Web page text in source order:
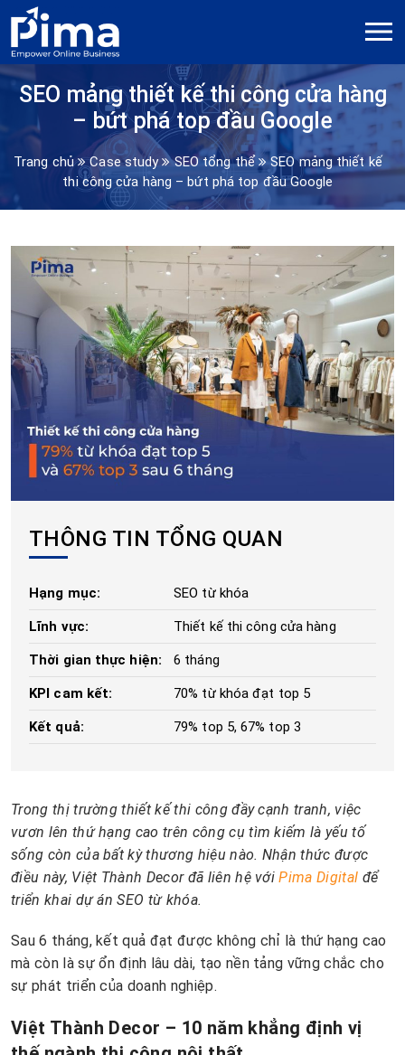
SEO mảng thiết kế thi công cửa hàng
– bứt phá top đầu Google
Trang chủ Case study SEO tổng thể
SEO mảng thiết kế
thi công cửa hàng – bứt phá top đầu Google
THÔNG TIN TỔNG QUAN
Hạng mục: SEO từ khóa
Lĩnh vực: Thiết kế thi công cửa hàng
Thời gian thực hiện: 6 tháng
KPI cam kết: 70% từ khóa đạt top 5
Kết quả: 79% top 5, 67% top 3
Trong thị trường thiết kế thi công đầy cạnh tranh, việc
vươn lên thứ hạng cao trên công cụ tìm kiếm là yếu tố
sống còn của bất kỳ thương hiệu nào. Nhận thức được
điều này, Việt Thành Decor đã liên hệ vớiPima Digital để
triển khai dự án SEO từ khóa.
Sau 6 tháng, kết quả đạt được không chỉ là thứ hạng cao
mà còn là sự ổn định lâu dài, tạo nền tảng vững chắc cho
sự phát triển của doanh nghiệp.
Việt Thành Decor – 10 năm khẳng định vị